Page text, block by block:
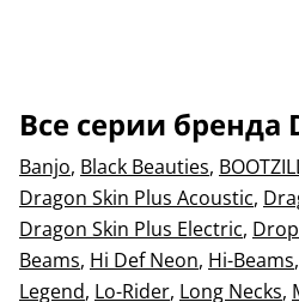
Все серии бренда
Banjo, Black Beauties,
Dragon Skin Plus Acoustic,
Dragon Skin Plus Electric,
Beams, Hi Def Neon, Hi-Beams,
Legend, Lo-Rider, Long Necks,